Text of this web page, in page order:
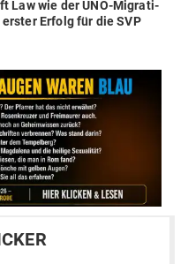
Law wie der UNO-Migra­ti­
Erfolg für die SVP